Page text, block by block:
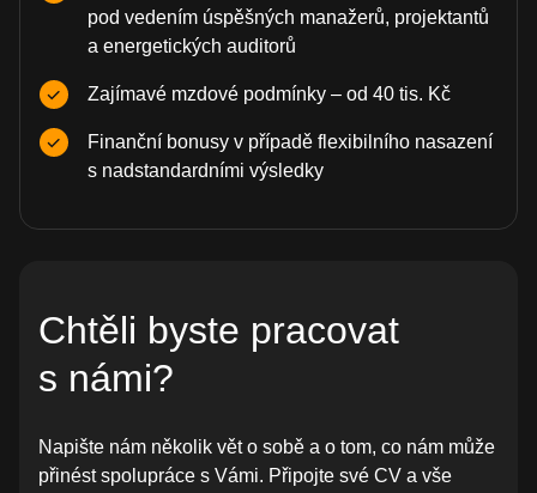
pod vedením úspěšných manažerů, projektantů
a energetických auditorů
Zajímavé mzdové podmínky – od 40 tis. Kč
Finanční bonusy v případě flexibilního nasazení
s nadstandardními výsledky
Chtěli byste pracovat
s námi?
Napište nám několik vět o sobě a o tom, co nám může
přinést spolupráce s Vámi. Připojte své CV a vše